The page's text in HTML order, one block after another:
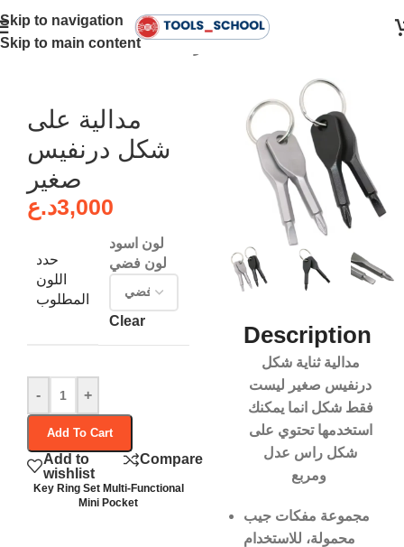
Skip to navigation
Skip to main content
Home•
Description
مدالية ثناية شكل
درنفيس صغير ليست
فقط شكل انما يمكنك
استخدمها تحتوي على
شكل راس عدل
مجموعة مفكات جيب
محمولة، للاستخدام
مدالية على
شكل درنفيس
صغير
3,000د.ع
حدد
اللون
المطلوب
لون اسود
لون فضي
Clear
- +
Add To Cart
Add to
wishlist
Compare
Key Ring Set Multi-Functional
Mini Pocket